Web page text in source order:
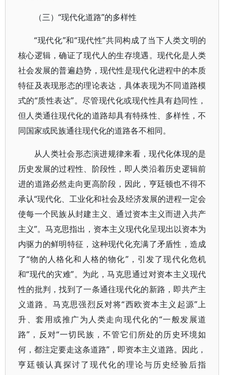
（三）“现代化道路”的多样性
“现代化”和“现代性”共同构成了当下人类文明的
核心逻辑，确证了现代人的生存境遇。现代化是人类
社会发展的普遍趋势，现代性是现代化进程中的本质
特征及表现形态的理论表达，具体表现为不同道路模
式的“质性表达”。尽管现代化或现代性具有趋同性，
但人类通往现代化的道路却具有特殊性、多样性，不
同国家或民族通往现代化的道路各不相同。
从人类社会形态演进规律来看，现代化体现的是
历史发展的过程性、阶段性，即人类沿着历史逻辑前
进的道路必然走向更高阶段，因此，亨廷顿也不得不
承认“现代化、工业化和社会及经济发展的进程一定会
使每一个民族从封建主义、通过资本主义而进入共产
主义”。马克思指出，资本主义现代化呈现出以资本为
内驱力的鲜明特征，这种现代化充满了矛盾性，造成
了“物的人格化和人格的物化”，引发了现代化危机
和“现代的灾难”。为此，马克思通过对资本主义现代
性的批判，找到了一条通往现代化的新路，即共产主
义道路。马克思强烈反对将“西欧资本主义起源”上
升、套用或推广为人类走向现代化的“一般发展道
路”，反对“一切民族，不管它们所处的历史环境如
何，都注定要走这条道路”，即资本主义道路。因此，
亨廷顿认真探讨了现代化的理论与历史经验后指